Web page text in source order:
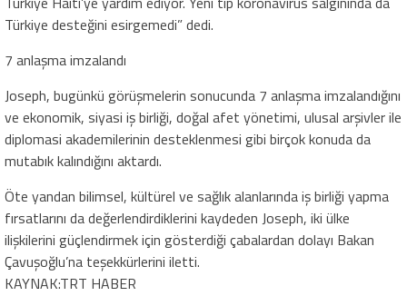
Türkiye desteğini esirgemedi” dedi.
7 anlaşma imzalandı
Joseph, bugünkü görüşmelerin sonucunda 7 anlaşma imzalandığını
ve ekonomik, siyasi iş birliği, doğal afet yönetimi, ulusal arşivler ile
diplomasi akademilerinin desteklenmesi gibi birçok konuda da
mutabık kalındığını aktardı.
Öte yandan bilimsel, kültürel ve sağlık alanlarında iş birliği yapma
fırsatlarını da değerlendirdiklerini kaydeden Joseph, iki ülke
ilişkilerini güçlendirmek için gösterdiği çabalardan dolayı Bakan
Çavuşoğlu’na teşekkürlerini iletti.
KAYNAK:TRT HABER